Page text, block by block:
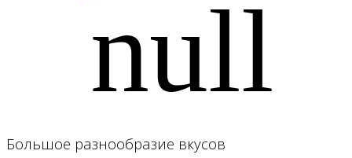
Большое разнообразие вкусов